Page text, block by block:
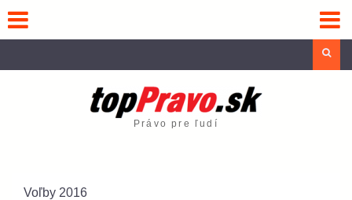
content
Právo pre ľudí
Voľby 2016